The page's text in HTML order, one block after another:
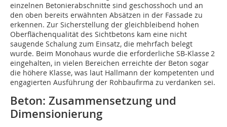
einzelnen Betonierabschnitte sind geschosshoch und an
den oben bereits erwähnten Absätzen in der Fassade zu
erkennen. Zur Sicherstellung der gleichbleibend hohen
Oberflächenqualität des Sichtbetons kam eine nicht
saugende Schalung zum Einsatz, die mehrfach belegt
wurde. Beim Monohaus wurde die erforderliche SB-Klasse 2
eingehalten, in vielen Bereichen erreichte der Beton sogar
die höhere Klasse, was laut Hallmann der kompetenten und
engagierten Ausführung der Rohbaufirma zu verdanken sei.
Beton: Zusammensetzung und
Dimensionierung